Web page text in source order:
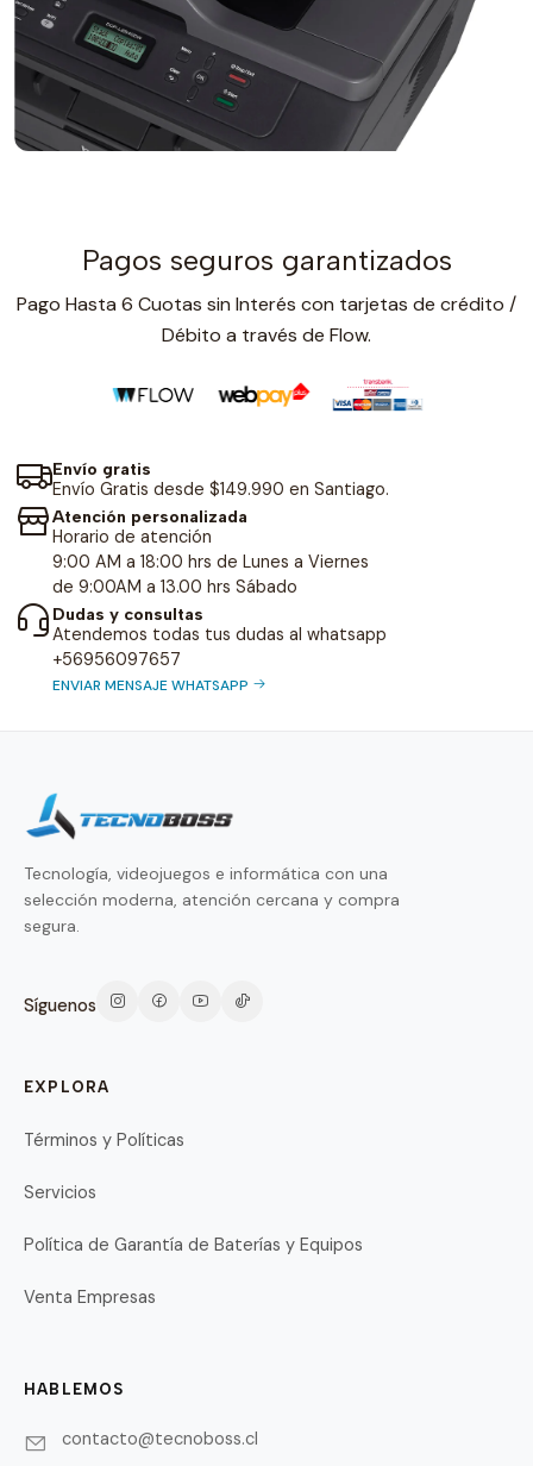
Pagos seguros garantizados
Pago Hasta 6 Cuotas sin Interés con tarjetas de crédito /
Débito a través de Flow.
Envío gratis
Envío Gratis desde $149.990 en Santiago.
Atención personalizada
Horario de atención
9:00 AM a 18:00 hrs de Lunes a Viernes
de 9:00AM a 13.00 hrs Sábado
Dudas y consultas
Atendemos todas tus dudas al whatsapp
+56956097657
ENVIAR MENSAJE WHATSAPP
Tecnología, videojuegos e informática con una
selección moderna, atención cercana y compra
segura.
Síguenos
EXPLORA
Términos y Políticas
Servicios
Política de Garantía de Baterías y Equipos
Venta Empresas
HABLEMOS
contacto@tecnoboss.cl